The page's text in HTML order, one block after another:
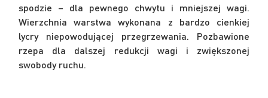
spodzie – dla pewnego chwytu i mniejszej wagi.
Wierzchnia warstwa wykonana z bardzo cienkiej
lycry niepowodującej przegrzewania. Pozbawione
rzepa dla dalszej redukcji wagi i zwiększonej
swobody ruchu.